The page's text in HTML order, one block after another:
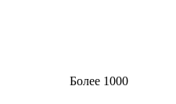
Более 1000